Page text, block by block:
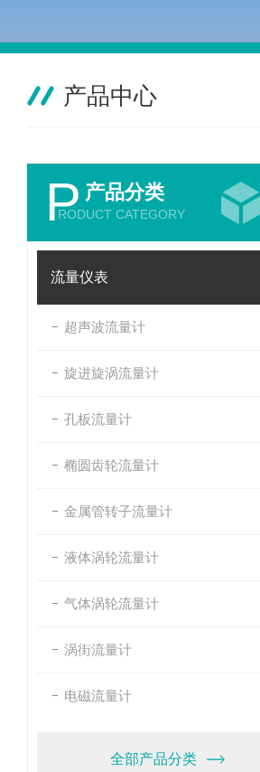
产品中心
P 产品分类
RODUCT CATEGORY
流量仪表
超声波流量计
旋进旋涡流量计
孔板流量计
椭圆齿轮流量计
金属管转子流量计
液体涡轮流量计
气体涡轮流量计
涡街流量计
电磁流量计
全部产品分类